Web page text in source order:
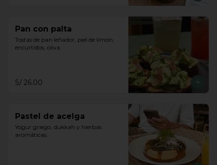
Pan con palta
Tostas de pan leñador, piel de limón,
encurtidos, oliva.
S/ 26.00
Pastel de acelga
Yogur griego, dukkah y hierbas
aromáticas.